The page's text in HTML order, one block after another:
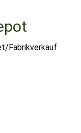
Fabrikverkauf